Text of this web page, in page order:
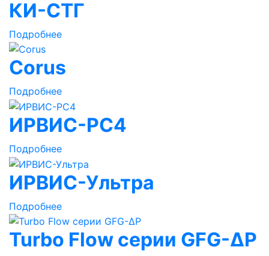
КИ-СТГ
Подробнее
Corus
Подробнее
ИРВИС-РС4
Подробнее
ИРВИС-Ультра
Подробнее
Turbo Flow серии GFG-ΔP